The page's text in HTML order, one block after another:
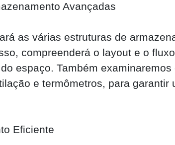
Avançadas
as várias estruturas de
compreenderá o layout e o
espaço. Também
e termômetros, para
Eficiente